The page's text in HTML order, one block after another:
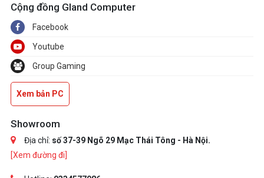
Cộng đồng Gland Computer
Facebook
Youtube
Group Gaming
Xem bản PC
Showroom
Địa chỉ: số 37-39 Ngõ 29 Mạc Thái Tông - Hà Nội.
[Xem đường đi]